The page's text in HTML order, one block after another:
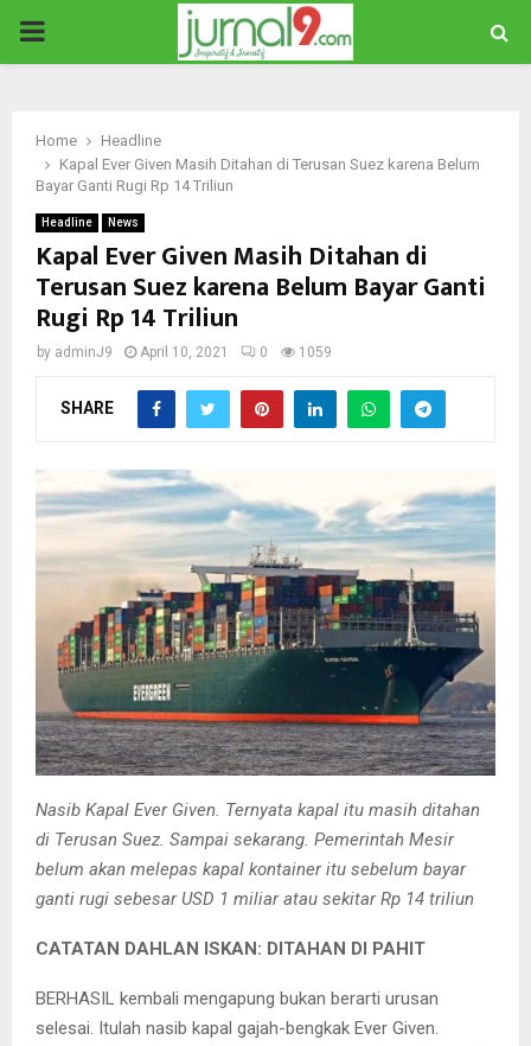
PRIMARY
Home
Headline
Kapal Ever Given Masih Ditahan di Terusan Suez karena Belum
Bayar Ganti Rugi Rp 14 Triliun
Headline News
Kapal Ever Given Masih Ditahan di
Terusan Suez karena Belum Bayar Ganti
Rugi Rp 14 Triliun
by adminJ9 April 10, 2021 0 1059
SHARE
Nasib Kapal Ever Given. Ternyata kapal itu masih ditahan
di Terusan Suez. Sampai sekarang. Pemerintah Mesir
belum akan melepas kapal kontainer itu sebelum bayar
ganti rugi sebesar USD 1 miliar atau sekitar Rp 14 triliun
CATATAN DAHLAN ISKAN: DITAHAN DI PAHIT
BERHASIL kembali mengapung bukan berarti urusan
selesai. Itulah nasib kapal gajah-bengkak Ever Given.